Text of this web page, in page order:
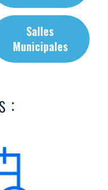
Salles
Municipales
: